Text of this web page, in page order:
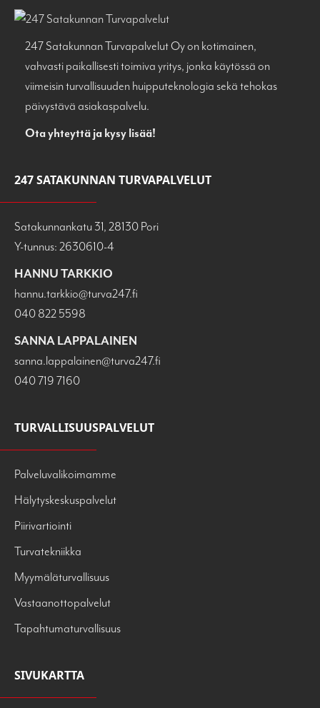
247 Satakunnan Turvapalvelut Oy on kotimainen,
vahvasti paikallisesti toimiva yritys, jonka käytössä on
viimeisin turvallisuuden huipputeknologia sekä tehokas
päivystävä asiakaspalvelu.
Ota yhteyttä ja kysy lisää!
247 SATAKUNNAN TURVAPALVELUT
Satakunnankatu 31, 28130 Pori
Y-tunnus: 2630610-4
HANNU TARKKIO
hannu.tarkkio@turva247.fi
040 822 5598
SANNA LAPPALAINEN
sanna.lappalainen@turva247.fi
040 719 7160
TURVALLISUUSPALVELUT
Palveluvalikoimamme
Hälytyskeskuspalvelut
Piirivartiointi
Turvatekniikka
Myymäläturvallisuus
Vastaanottopalvelut
Tapahtumaturvallisuus
SIVUKARTTA